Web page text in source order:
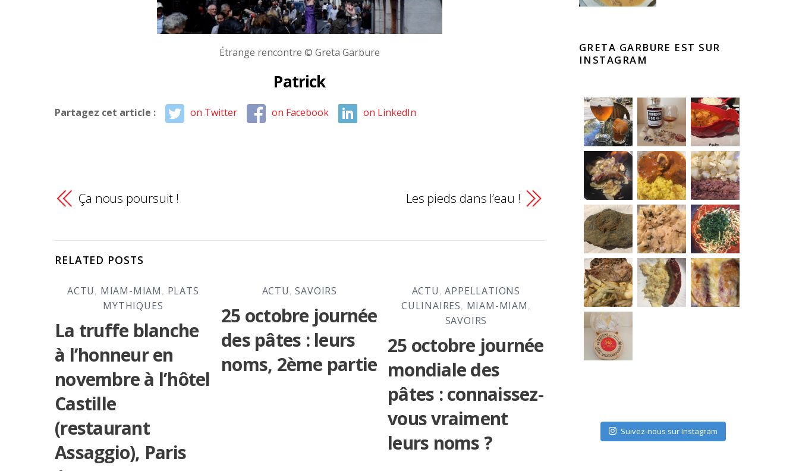
Étrange rencontre © Greta Garbure
Patrick
Partagez cet article : on Twitter on Facebook on LinkedIn
Ça nous poursuit ! Les pieds dans l’eau !
RELATED POSTS
ACTU, MIAM-MIAM, PLATS
MYTHIQUES
La truffe blanche
à l’honneur en
novembre à l’hôtel
Castille
(restaurant
Assaggio), Paris
ACTU,SAVOIRS
25 octobre journée
des pâtes : leurs
noms, 2ème partie
ACTU,APPELLATIONS
CULINAIRES, MIAM-MIAM,
SAVOIRS
25 octobre journée
mondiale des
pâtes : connaissez-
vous vraiment
leurs noms ?
GRETA GARBURE EST SUR
INSTAGRAM
Suivez-nous sur Instagram